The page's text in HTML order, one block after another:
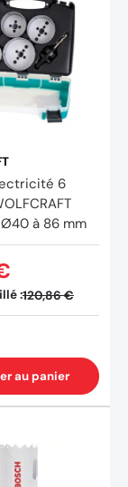
6
à 86 mm
:120,86 €
au panier